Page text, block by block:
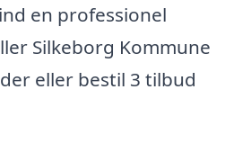
en professionel
Silkeborg Kommune
eller bestil 3 tilbud